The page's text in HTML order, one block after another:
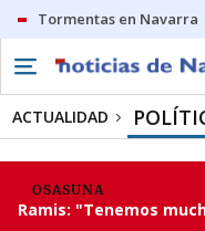
Tormentas en Navarra
ACTUALIDAD
OSASUNA
Ramis: "Tenemos